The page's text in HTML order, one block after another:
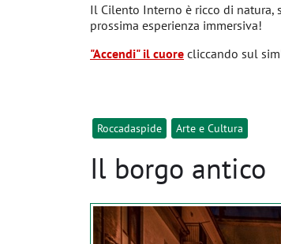
Il Cilento Interno è ricco di natura,
prossima esperienza immersiva!
"Accendi" il cuore cliccando sul
Roccadaspide Arte e Cultura
Il borgo antico